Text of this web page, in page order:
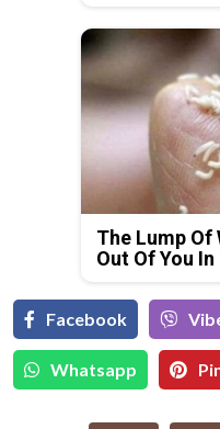
The Lump Of
Out Of You
Facebook
Whatsapp